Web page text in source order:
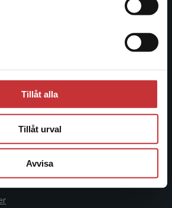
Tillåt alla
Tillåt urval
Avvisa